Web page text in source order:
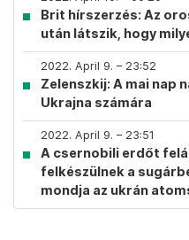
Brit hírszerzés: Az
után látszik, hogy
2022. April 9. – 23:52
Zelenszkij: A mai nap
Ukrajna számára
2022. April 9. – 23:51
A csernobili erdőt
felkészülnek a
mondja az ukrán